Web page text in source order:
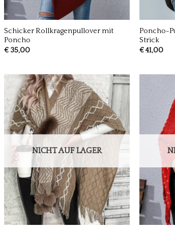
Schicker Rollkragenpullover mit
Poncho
€ 35,00
Poncho-
Strick
€41,00
NICHT AUF LAGER